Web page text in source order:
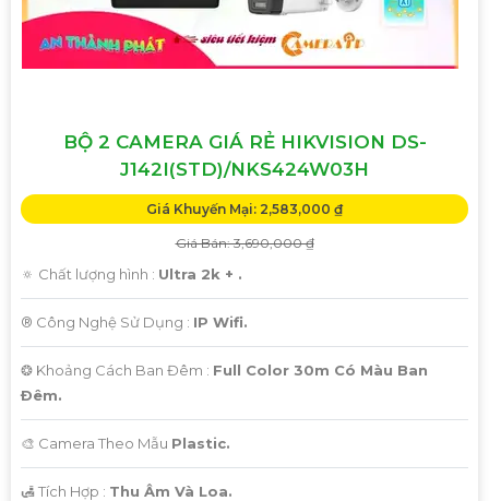
BỘ 2 CAMERA GIÁ RẺ HIKVISION DS-
J142I(STD)/NKS424W03H
Giá Khuyến Mại: 2,583,000 ₫
Giá Bán: 3,690,000 ₫
🔅 Chất lượng hình : Ultra 2k + .
®️ Công Nghệ Sử Dụng : IP Wifi.
❂ Khoảng Cách Ban Đêm : Full Color 30m Có Màu Ban
Ðêm.
🎨 Camera Theo Mẫu Plastic.
️🛃 Tích Hợp : Thu Âm Và Loa.